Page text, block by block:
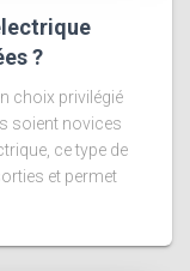
?
choix privilégié
soient novices
ce type de
et permet